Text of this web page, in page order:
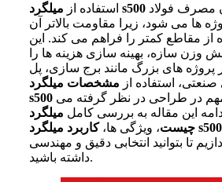
استفاده از میلگرد s500باعث کاهش میزان مصرف فولاد
ها می شود، زیرا مقاومت بالاتر آن
از مقاطع کمتر را فراهم می کند. این
وزن سازه، بهینه سازی هزینه ها را
پروژه های بزرگ مانند برج سازی، پل
استفاده از مشخصات میلگرد
s500به عنوان یک معیار مهم در طراحی در نظر گرفته می
این مقاله به بررسی کامل میلگرد
چیست، ویژگی ها،کاربرد میلگرد s500و نکات مهم در
تا بتوانید انتخابی دقیق و مهندسی
داشته باشید.